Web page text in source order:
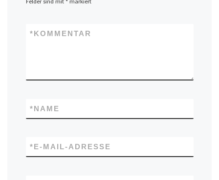
KOMMENTAR
*
NAME
*
E-MAIL-ADRESSE
*